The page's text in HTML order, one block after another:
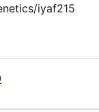
iyaf215